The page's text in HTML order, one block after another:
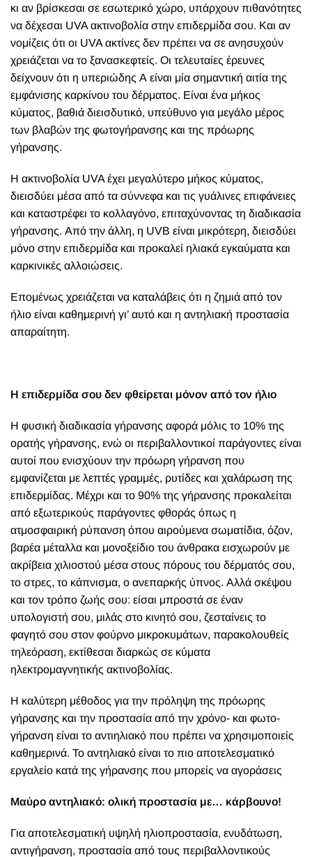
κι αν βρίσκεσαι σε εσωτερικό χώρο, υπάρχουν πιθανότητες
να δέχεσαι UVA ακτινοβολία στην επιδερμίδα σου. Και αν
νομίζεις ότι οι UVA ακτίνες δεν πρέπει να σε ανησυχούν
χρειάζεται να το ξανασκεφτείς. Οι τελευταίες έρευνες
δείχνουν ότι η υπεριώδης Α είναι μία σημαντική αιτία της
εμφάνισης καρκίνου του δέρματος. Είναι ένα μήκος
κύματος, βαθιά διεισδυτικό, υπεύθυνο για μεγάλο μέρος
των βλαβών της φωτογήρανσης και της πρόωρης
γήρανσης.
Η ακτινοβολία UVA έχει μεγαλύτερο μήκος κύματος,
διεισδύει μέσα από τα σύννεφα και τις γυάλινες επιφάνειες
και καταστρέφει το κολλαγόνο, επιταχύνοντας τη διαδικασία
γήρανσης. Από την άλλη, η UVB είναι μικρότερη, διεισδύει
μόνο στην επιδερμίδα και προκαλεί ηλιακά εγκαύματα και
καρκινικές αλλοιώσεις.
Επομένως χρειάζεται να καταλάβεις ότι η ζημιά από τον
ήλιο είναι καθημερινή γι’ αυτό και η αντηλιακή προστασία
απαραίτητη.
Η επιδερμίδα σου δεν φθείρεται μόνον από τον ήλιο
Η φυσική διαδικασία γήρανσης αφορά μόλις το 10% της
ορατής γήρανσης, ενώ οι περιβαλλοντικοί παράγοντες είναι
αυτοί που ενισχύουν την πρόωρη γήρανση που
εμφανίζεται με λεπτές γραμμές, ρυτίδες και χαλάρωση της
επιδερμίδας. Μέχρι και το 90% της γήρανσης προκαλείται
από εξωτερικούς παράγοντες φθοράς όπως η
ατμοσφαιρική ρύπανση όπου αιρούμενα σωματίδια, όζον,
βαρέα μέταλλα και μονοξείδιο του άνθρακα εισχωρούν με
ακρίβεια χιλιοστού μέσα στους πόρους του δέρματός σου,
το στρες, το κάπνισμα, ο ανεπαρκής ύπνος. Αλλά σκέψου
και τον τρόπο ζωής σου: είσαι μπροστά σε έναν
υπολογιστή σου, μιλάς στο κινητό σου, ζεσταίνεις το
φαγητό σου στον φούρνο μικροκυμάτων, παρακολουθείς
τηλεόραση, εκτίθεσαι διαρκώς σε κύματα
ηλεκτρομαγνητικής ακτινοβολίας.
Η καλύτερη μέθοδος για την πρόληψη της πρόωρης
γήρανσης και την προστασία από την χρόνο- και φωτο-
γήρανση είναι το αντιηλιακό που πρέπει να χρησιμοποιείς
καθημερινά. Το αντηλιακό είναι το πιο αποτελεσματικό
εργαλείο κατά της γήρανσης που μπορείς να αγοράσεις
Μαύρο αντηλιακό: ολική προστασία με… κάρβουνο!
Για αποτελεσματική υψηλή ηλιοπροστασία, ενυδάτωση,
αντιγήρανση, προστασία από τους περιβαλλοντικούς